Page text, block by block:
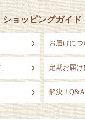
ショッピングガイド
お届けにつ
定期お届け
解決！Q&A